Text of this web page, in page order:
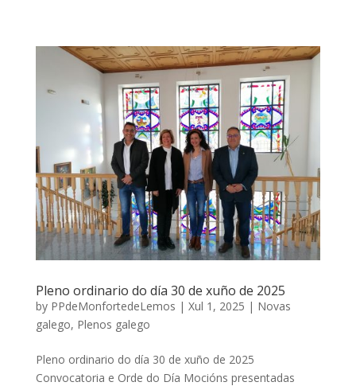
Pleno ordinario do día 30 de xuño de 2025
by PPdeMonfortedeLemos | Xul 1, 2025 | Novas
galego, Plenos galego
Pleno ordinario do día 30 de xuño de 2025
Convocatoria e Orde do Día Mocións presentadas